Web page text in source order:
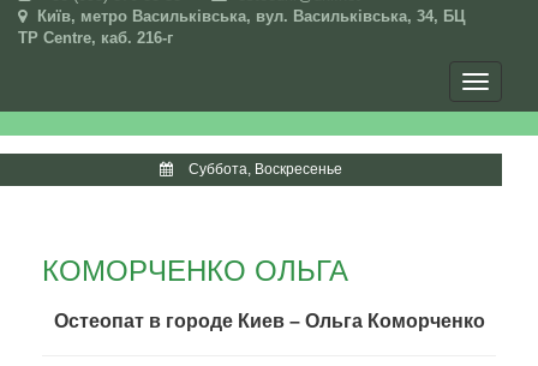
Київ, метро Васильківська, вул. Васильківська, 34, БЦ
TP Centre, каб. 216-г
Toggle
Суббота, Воскресенье
КОМОРЧЕНКО ОЛЬГА
Остеопат в городе Киев – Ольга Коморченко